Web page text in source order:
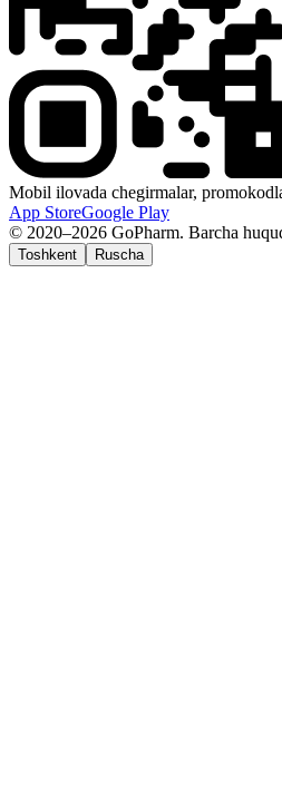
Mobil ilovada chegirmalar,
App StoreGoogle Play
© 2020–2026 GoPharm. Barcha
Toshkent Ruscha